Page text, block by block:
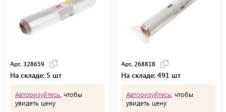
Арт. 328659
На складе: 5 шт
Авторизуйтесь , чтобы
увидеть цену
Арт. 268818
На складе: 491 шт
Авторизуйтесь , чтобы
увидеть цену